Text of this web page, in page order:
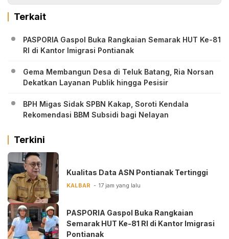
Terkait
PASPORIA Gaspol Buka Rangkaian Semarak HUT Ke-81
RI di Kantor Imigrasi Pontianak
Gema Membangun Desa di Teluk Batang, Ria Norsan
Dekatkan Layanan Publik hingga Pesisir
BPH Migas Sidak SPBN Kakap, Soroti Kendala
Rekomendasi BBM Subsidi bagi Nelayan
Terkini
Kualitas Data ASN Pontianak Tertinggi
KALBAR 17 jam yang lalu
PASPORIA Gaspol Buka Rangkaian
Semarak HUT Ke-81 RI di Kantor Imigrasi
Pontianak